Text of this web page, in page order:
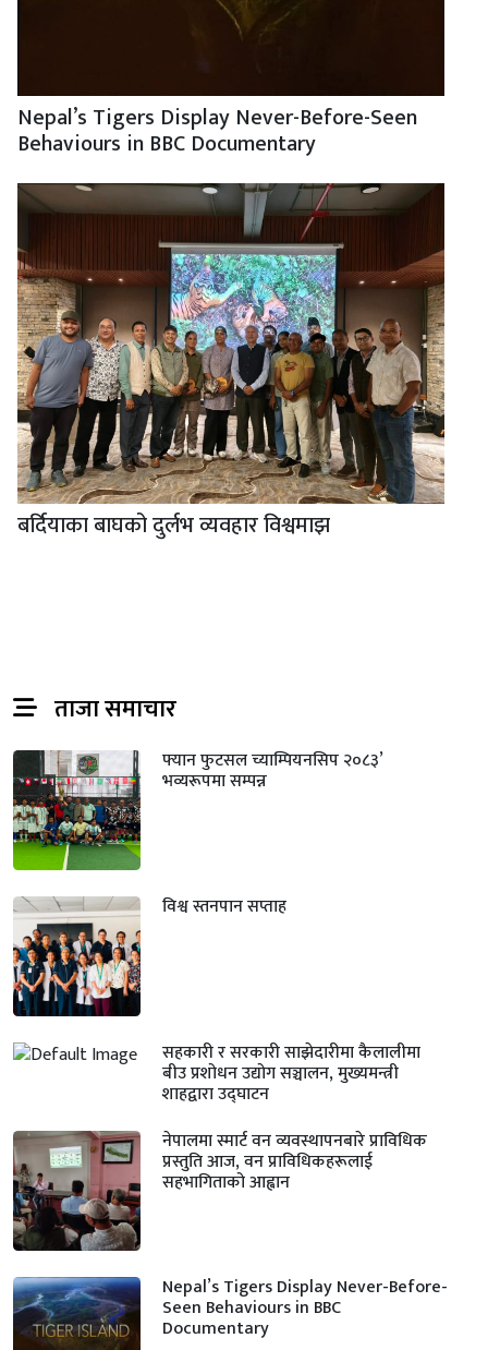
Nepal’s Tigers Display Never-Before-Seen
Behaviours in BBC Documentary
बर्दियाका बाघको दुर्लभ व्यवहार विश्वमाझ
ताजा समाचार
फ्यान फुटसल च्याम्पियनसिप २०८३’
भव्यरूपमा सम्पन्न
विश्व स्तनपान सप्ताह
सहकारी र सरकारी साझेदारीमा कैलालीमा
बीउ प्रशोधन उद्योग सञ्चालन, मुख्यमन्त्री
शाहद्वारा उद्घाटन
नेपालमा स्मार्ट वन व्यवस्थापनबारे प्राविधिक
प्रस्तुति आज, वन प्राविधिकहरूलाई
सहभागिताको आह्वान
Nepal’s Tigers Display Never-Before-
Seen Behaviours in BBC
Documentary